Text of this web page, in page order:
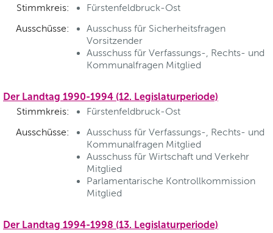
Stimmkreis:
Fürstenfeldbruck-Ost
Ausschüsse:
Ausschuss für Sicherheitsfragen
Vorsitzender
Ausschuss für Verfassungs-, Rechts- und
Kommunalfragen Mitglied
Der Landtag 1990-1994 (12. Legislaturperiode)
Stimmkreis:
Fürstenfeldbruck-Ost
Ausschüsse:
Ausschuss für Verfassungs-, Rechts- und
Kommunalfragen Mitglied
Ausschuss für Wirtschaft und Verkehr
Mitglied
Parlamentarische Kontrollkommission
Mitglied
Der Landtag 1994-1998 (13. Legislaturperiode)